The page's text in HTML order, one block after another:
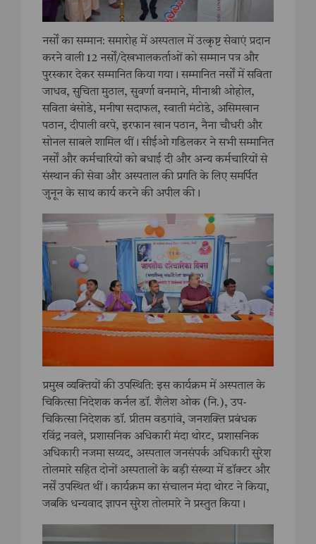
नर्सों का सम्मान: समारोह में अस्पताल में उत्कृष्ट सेवाएं प्रदान
करने वाली 12 नर्सों/देखभालकर्ताओं को सम्मान पत्र और
पुरस्कार देकर सम्मानित किया गया। सम्मानित नर्सों में सविता
जाधव, सुचिता मुठाल, सुवर्णा वनमाने, मीनाश्री ओहोल,
सविता बंसोडे, मनीषा सदाफल, स्वाती मंटोडे, असिमखान
पठान, दीपाली वरपे, इरफान खान पठान, नैना चौधरी और
सोनल साबले शामिल थीं। सीईओ गडिलकर ने सभी सम्मानित
नर्सों और कर्मचारियों को बधाई दी और अन्य कर्मचारियों से
संस्थान की सेवा और अस्पताल की प्रगति के लिए समर्पित
जुनून के साथ कार्य करने की अपील की।
प्रमुख व्यक्तियों की उपस्थिति: इस कार्यक्रम में अस्पताल के
चिकित्सा निदेशक कर्नल डॉ. शैलेश ओक (नि.), उप-
चिकित्सा निदेशक डॉ. प्रीतम वडगांवे, जनशक्ति प्रबंधक
रविंद्र नवले, प्रशासनिक अधिकारी मंदा थोरट, प्रशासनिक
अधिकारी नजमा सय्यद, अस्पताल जनसंपर्क अधिकारी सुरेश
तोलमारे सहित दोनों अस्पतालों के बड़ी संख्या में डॉक्टर और
नर्सें उपस्थित थीं। कार्यक्रम का संचालन मंदा थोरट ने किया,
जबकि धन्यवाद ज्ञापन सुरेश तोलमारे ने प्रस्तुत किया।